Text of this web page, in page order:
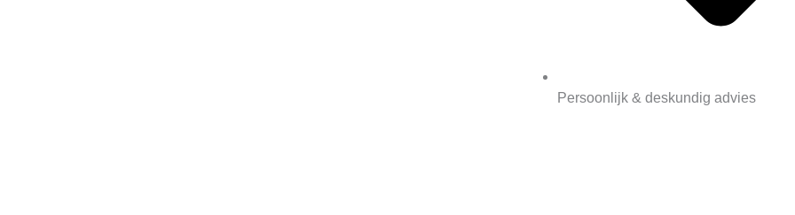
Persoonlijk & deskundig advies